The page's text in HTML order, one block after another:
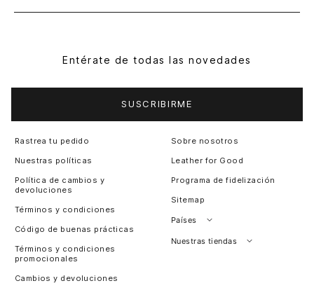
Entérate de todas las novedades
SUSCRIBIRME
Rastrea tu pedido
Nuestras políticas
Política de cambios y
devoluciones
Términos y condiciones
Código de buenas prácticas
Términos y condiciones
promocionales
Cambios y devoluciones
Sobre nosotros
Leather for Good
Programa de fidelización
Sitemap
Países
Perú
Nuestras tiendas